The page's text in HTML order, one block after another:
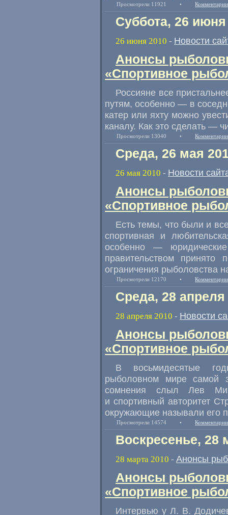
Просмотрели 11921 •
Суббота, 26 июня
26 июня 2010 - Новости
Анонсы
«Спортивное
Россияне все
путям, особенно — в
катер или яхту можно
каналу. Как это сделать —
Просмотрели 13040 •
Среда, 26 мая
26 мая 2010 - Новости
Анонсы
«Спортивное
Есть темы, что были и
спортивная и
особенно —
правительством принято
ограничения рыболовства
Просмотрели 12170 •
Среда, 28 апреля
28 апреля 2010 - Новости
Анонсы
«Спортивное
В восьмидесятые
рыболовном мире самой
сомнения слыл Лев
и спортивный авторитет
окружающие называли его
Просмотрели 14574 •
Воскресенье, 28
28 марта 2010 - Анонсы
Анонсы
«Спортивное
Интервью у Л. В.